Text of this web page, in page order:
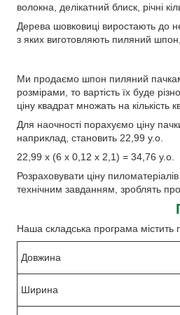
волокна, делікатний блиск, річні
Дерева шовковиці виростають до
з яких виготовляють пиляний
Ми продаємо шпон пиляний
розмірами, то вартість їх буде
ціну квадрат множать на кількість
Для наочності порахуємо ціну
наприклад, становить 22,99 у.о.
22,99 х (6 х 0,12 х 2,1) = 34,76 у.о.
Розраховувати ціну
технічним завданням, зроблять
Наша складська програма містить
Довжина
Ширина